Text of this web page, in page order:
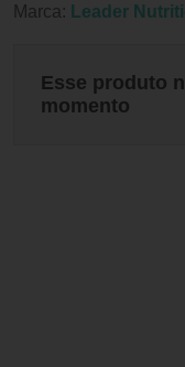
Marca: Leader
Esse produto
momento